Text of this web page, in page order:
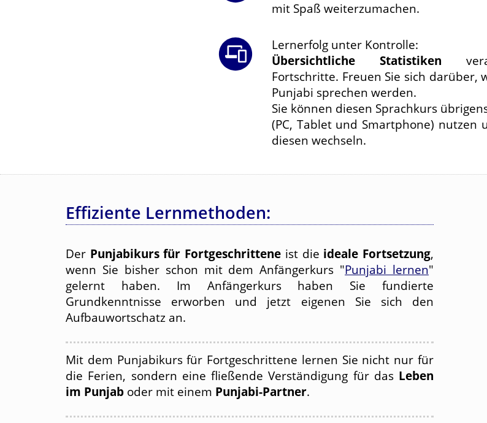
mit Spaß weiterzumachen.
Lernerfolg unter Kontrolle:
Übersichtliche Statistiken
Fortschritte. Freuen Sie sich darüber,
Punjabi sprechen werden.
Sie können diesen Sprachkurs
(PC, Tablet und Smartphone) nutzen
diesen wechseln.
Effiziente Lernmethoden:
Der Punjabikurs für Fortgeschrittene ist die ideale Fortsetzung,
wenn Sie bisher schon mit dem Anfängerkurs "Punjabi lernen"
gelernt haben. Im Anfängerkurs haben Sie fundierte
Grundkenntnisse erworben und jetzt eigenen Sie sich den
Aufbauwortschatz an.
Mit dem Punjabikurs für Fortgeschrittene lernen Sie nicht nur für
die Ferien, sondern eine fließende Verständigung für das Leben
im Punjab oder mit einem Punjabi-Partner.